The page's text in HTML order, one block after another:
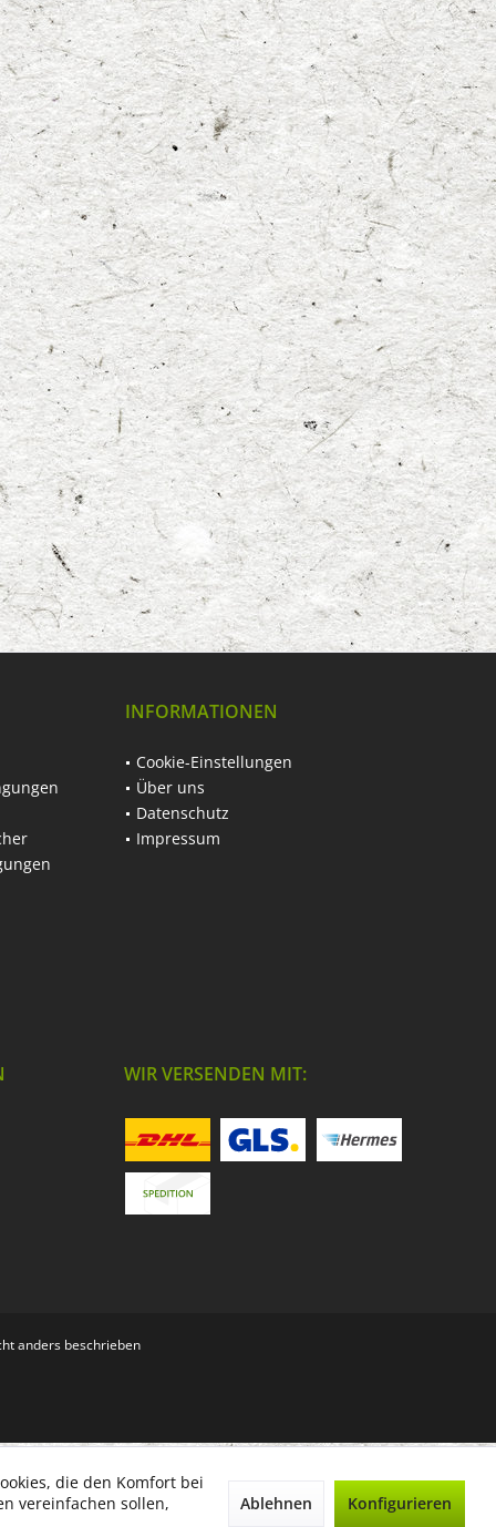
INFORMATIONEN
Cookie-Einstellungen
Über uns
Datenschutz
Impressum
WIR VERSENDEN MIT:
anders beschrieben
die den Komfort bei
vereinfachen sollen,
Ablehnen Konfigurieren